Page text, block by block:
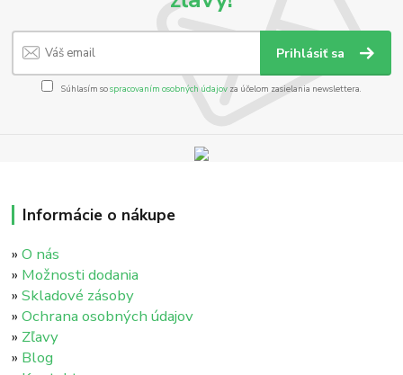
Prihlásiť sa
Súhlasím sospracovaním osobných údajov za účelom zasielania newslettera.
Informácie o nákupe
»O nás
» Možnosti dodania
»Skladové zásoby
»Ochrana osobných údajov
» Zľavy
» Blog